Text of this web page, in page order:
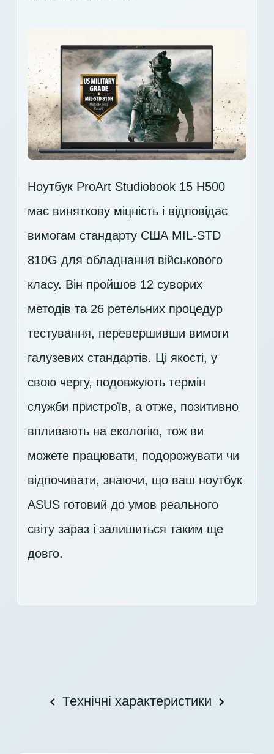
Ноутбук ProArt Studiobook 15 H500
має виняткову міцність і відповідає
вимогам стандарту США MIL-STD
810G для обладнання військового
класу. Він пройшов 12 суворих
методів та 26 ретельних процедур
тестування, перевершивши вимоги
галузевих стандартів. Ці якості, у
свою чергу, подовжують термін
служби пристроїв, а отже, позитивно
впливають на екологію, тож ви
можете працювати, подорожувати чи
відпочивати, знаючи, що ваш ноутбук
ASUS готовий до умов реального
світу зараз і залишиться таким ще
довго.
Технічні характеристики